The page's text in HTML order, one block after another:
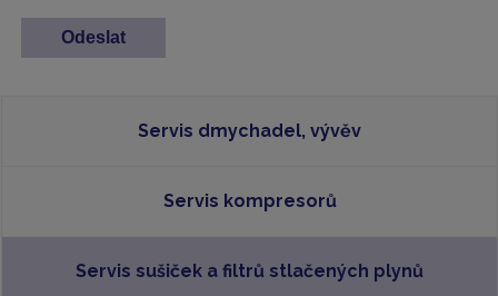
Servis dmychadel, vývěv
Servis kompresorů
Servis sušiček a filtrů stlačených plynů